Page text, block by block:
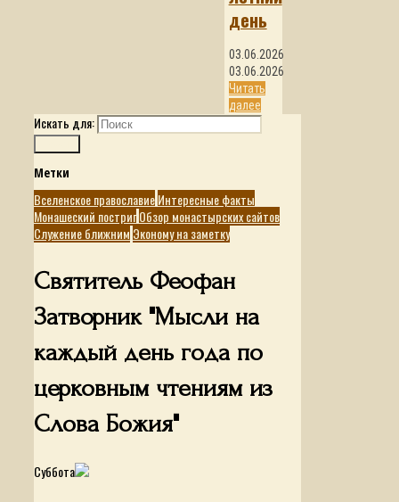
день
03.06.2026
03.06.2026
Читать
далее
Искать для:
Метки
Вселенское православиеИнтересные факты
Монашеский постригОбзор монастырских сайтов
Служение ближним Эконому на заметку
Святитель Феофан
Затворник "Мысли на
каждый день года по
церковным чтениям из
Слова Божия"
Суббота